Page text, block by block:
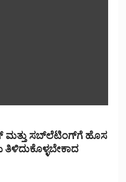
ಮತ್ತು ಸಬ್‌ಲೆಟಿಂಗ್‌ಗೆ ಹೊಸ